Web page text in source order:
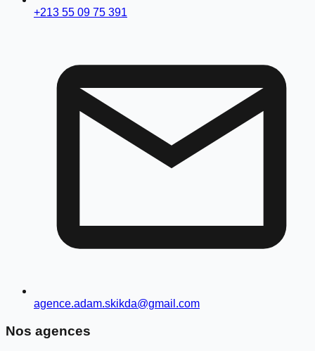
+213 55 09 75 391
agence.adam.skikda@gmail.com
Nos agences